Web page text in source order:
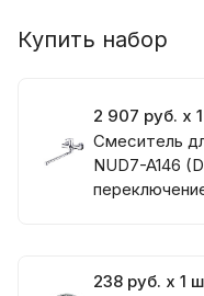
Купить набор
2 907 руб. x
Смеситель
NUD7-A146
238 руб. x 1